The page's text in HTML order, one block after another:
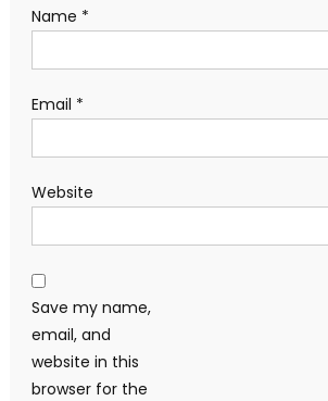
Name *
Email *
Website
Save my name,
email, and
website in this
browser for the